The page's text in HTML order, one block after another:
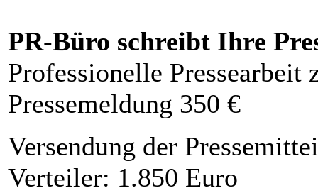
PR-Büro schreibt Ihre
Professionelle Pressearbeit
Pressemeldung 350 €
Versendung der
Verteiler: 1.850 Euro